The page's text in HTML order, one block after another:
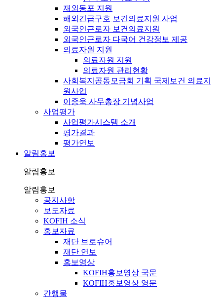
재외동포 지원
해외긴급구호 보건의료지원 사업
외국인근로자 보건의료지원
외국인근로자 다국어 건강정보 제공
의료자원 지원
의료자원 지원
의료자원 관리현황
사회복지공동모금회 기획 국제보건 의료지
원사업
이종욱 사무총장 기념사업
사업평가
사업평가시스템 소개
평가결과
평가연보
알림홍보
알림홍보
알림홍보
공지사항
보도자료
KOFIH 소식
홍보자료
재단 브로슈어
재단 연보
홍보영상
KOFIH홍보영상 국문
KOFIH홍보영상 영문
간행물